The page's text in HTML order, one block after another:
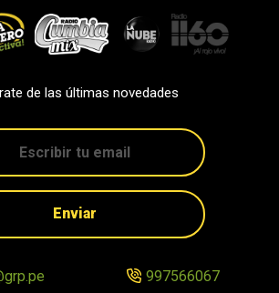
de las últimas novedades
Enviar
997566067